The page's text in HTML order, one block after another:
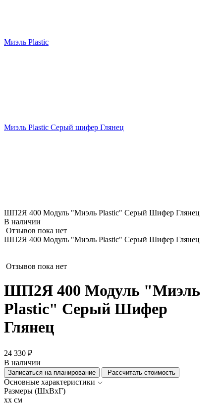
Миэль Plastic
Миэль Plastic Серый шифер Глянец
ШП2Я 400 Модуль "Миэль Plastic" Серый Шифер Глянец
В наличии
Отзывов пока нет
ШП2Я 400 Модуль "Миэль Plastic" Серый Шифер Глянец
Отзывов пока нет
ШП2Я 400 Модуль "Миэль
Plastic" Серый Шифер
Глянец
24 330 ₽
В наличии
Записаться на планирование Рассчитать стоимость
Основные характеристики
Размеры (ШхВхГ)
xx см